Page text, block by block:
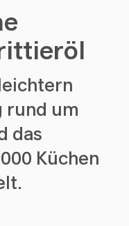
rund um
das
Küchen